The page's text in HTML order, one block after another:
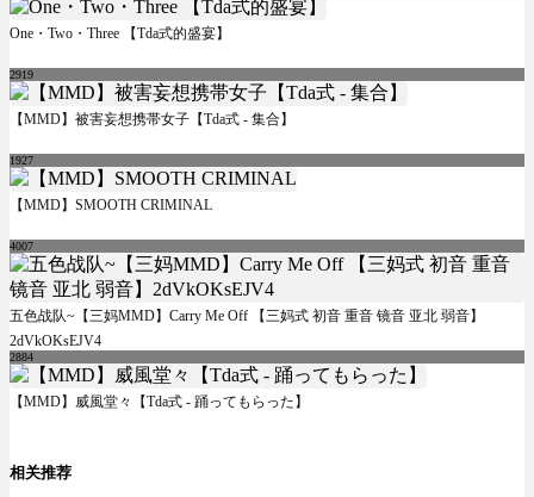
One・Two・Three 【Tda式的盛宴】
2919
【MMD】被害妄想携帯女子【Tda式 - 集合】
1927
【MMD】SMOOTH CRIMINAL
4007
五色战队~【三妈MMD】Carry Me Off 【三妈式 初音 重音 镜音 亚北 弱音】
2dVkOKsEJV4
2884
【MMD】威風堂々【Tda式 - 踊ってもらった】
相关推荐